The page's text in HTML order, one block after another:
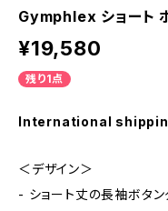
Gymphlex ショート
¥19,580
残り1点
International
＜デザイン＞
- ショート丈の長袖ボタン